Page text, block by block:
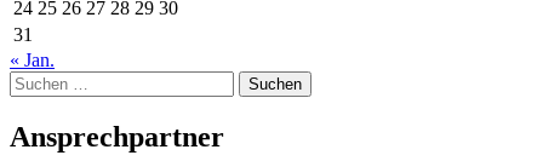
24 25 26 27 28 29 30
31
« Jan.
Suchen
nach:
Ansprechpartner